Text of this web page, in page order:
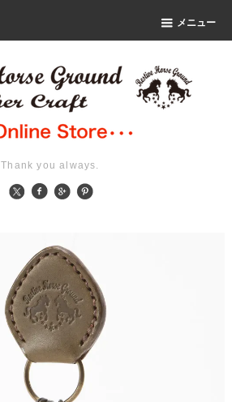
メニュー
Thank you always.